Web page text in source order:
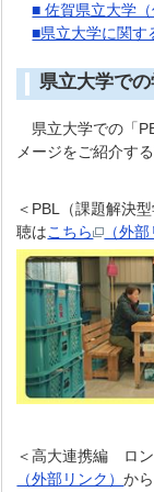
■ 佐賀県立大学
■県立大学に関す
県立大学で
県立大学での「
メージをご紹介す
＜PBL（課題解決
聴はこちら （外
＜高大連携編 ロ
（外部リンク）から